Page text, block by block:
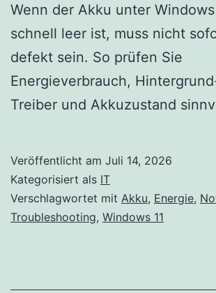
Wenn der Akku unter
schnell leer ist, muss nicht
defekt sein. So prüfen Sie
Energieverbrauch,
Treiber und Akkuzustand
Veröffentlicht am Juli 14, 2026
Kategorisiert als IT
Verschlagwortet mit Akku, Energie,
Troubleshooting, Windows 11